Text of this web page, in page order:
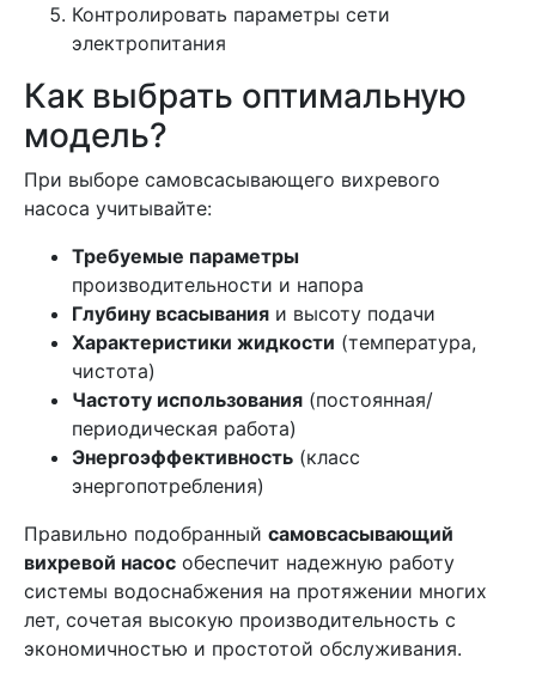
Контролировать параметры сети
электропитания
Как выбрать оптимальную
модель?
При выборе самовсасывающего вихревого
насоса учитывайте:
Требуемые параметры
производительности и напора
Глубину всасывания и высоту подачи
Характеристики жидкости (температура,
чистота)
Частоту использования (постоянная/
периодическая работа)
Энергоэффективность (класс
энергопотребления)
Правильно подобранный самовсасывающий
вихревой насос обеспечит надежную работу
системы водоснабжения на протяжении многих
лет, сочетая высокую производительность с
экономичностью и простотой обслуживания.